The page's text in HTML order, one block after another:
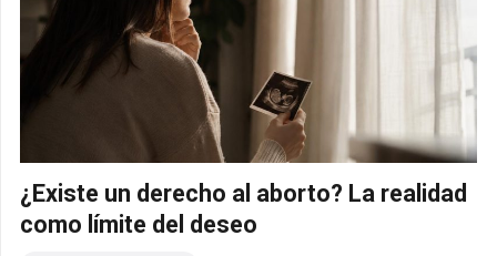
¿Existe un derecho al aborto? La realidad
como límite del deseo